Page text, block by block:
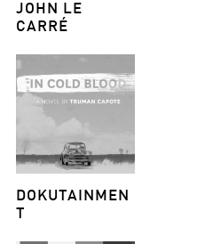
JOHN LE
CARRÉ
DOKUTAINMEN
T